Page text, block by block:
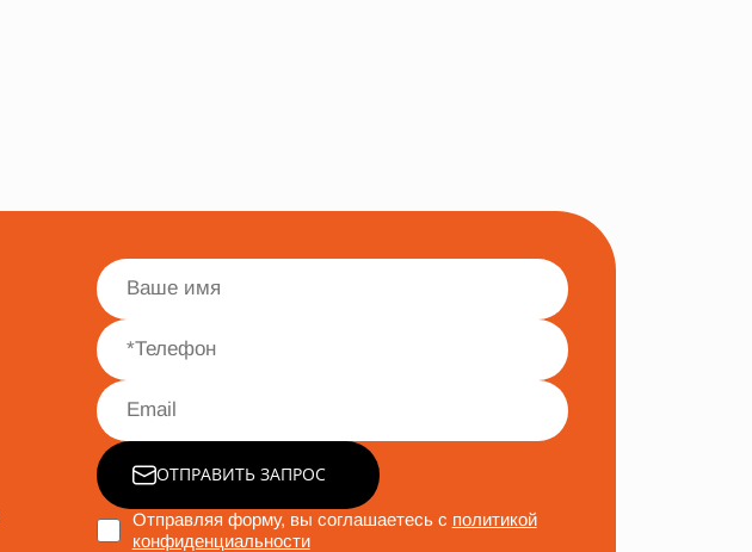
ОТПРАВИТЬ ЗАПРОС
Отправляя форму, вы соглашаетесь с политикой
конфиденциальности